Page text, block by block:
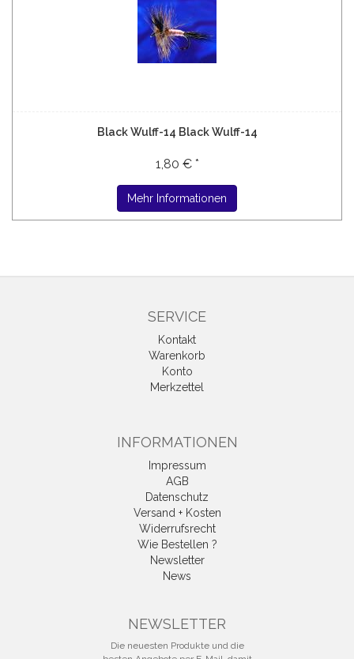
Black Wulff-14 Black Wulff-14
1,80 € *
Mehr Informationen
SERVICE
Kontakt
Warenkorb
Konto
Merkzettel
INFORMATIONEN
Impressum
AGB
Datenschutz
Versand + Kosten
Widerrufsrecht
Wie Bestellen ?
Newsletter
News
NEWSLETTER
Die neuesten Produkte und die